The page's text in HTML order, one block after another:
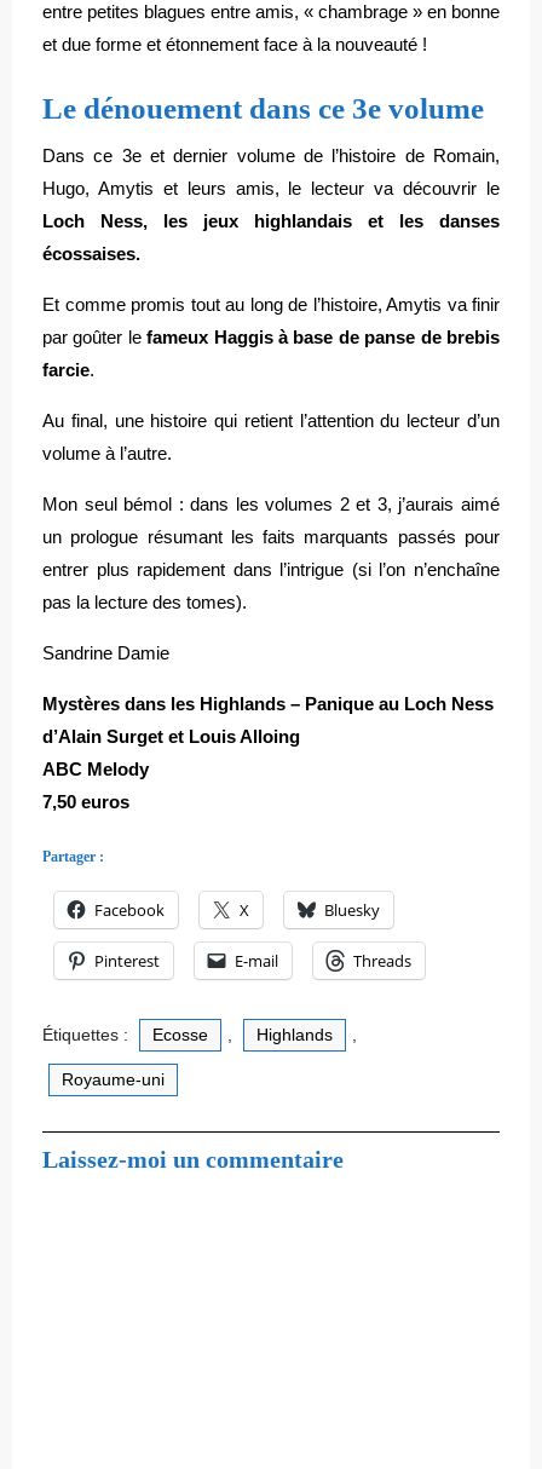
entre petites blagues entre amis, « chambrage » en bonne
et due forme et étonnement face à la nouveauté !
Le dénouement dans ce 3e volume
Dans ce 3e et dernier volume de l’histoire de Romain,
Hugo, Amytis et leurs amis, le lecteur va découvrir le
Loch Ness, les jeux highlandais et les danses
écossaises.
Et comme promis tout au long de l’histoire, Amytis va finir
par goûter lefameux Haggis à base de panse de brebis
farcie.
Au final, une histoire qui retient l’attention du lecteur d’un
volume à l’autre.
Mon seul bémol : dans les volumes 2 et 3, j’aurais aimé
un prologue résumant les faits marquants passés pour
entrer plus rapidement dans l’intrigue (si l’on n’enchaîne
pas la lecture des tomes).
Sandrine Damie
Mystères dans les Highlands – Panique au Loch Ness
d’Alain Surget et Louis Alloing
ABC Melody
7,50 euros
Partager :
Facebook X Bluesky
Pinterest E-mail Threads
Étiquettes : Ecosse Highlands
Royaume-uni
Laissez-moi un commentaire